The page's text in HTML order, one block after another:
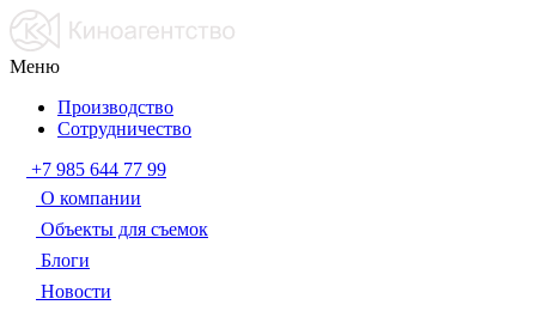
Меню
Производство
Сотрудничество
+7 985 644 77 99
О компании
Объекты для съемок
Блоги
Новости